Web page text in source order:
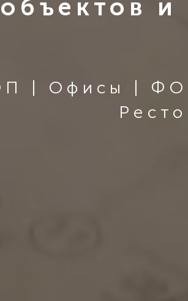
объектов и
| Офисы |